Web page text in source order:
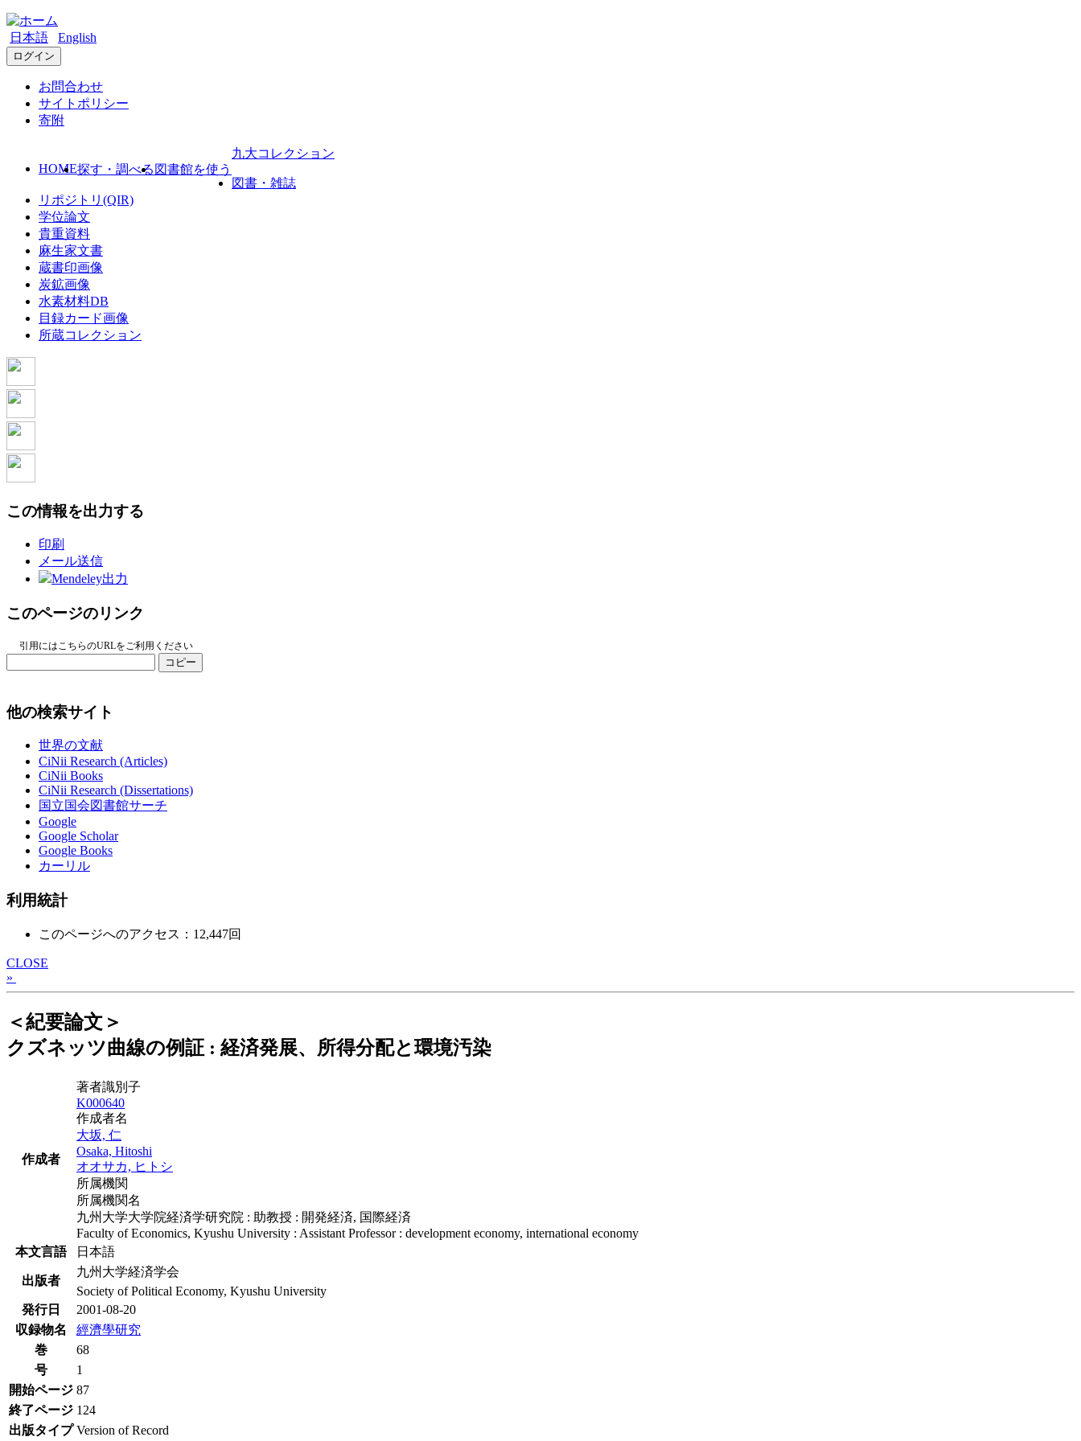
日本語 English
ログイン
お問合わせ
サイトポリシー
寄附
HOME探す・調べる 図書館を使う
九大コレクション
図書・雑誌
リポジトリ(QIR)
学位論文
貴重資料
麻生家文書
蔵書印画像
炭鉱画像
水素材料DB
目録カード画像
所蔵コレクション
この情報を出力する
印刷
メール送信
Mendeley出力
このページのリンク
引用にはこちらのURLをご利用ください
コピー
他の検索サイト
世界の文献
CiNii Research (Articles)
CiNii Books
CiNii Research (Dissertations)
国立国会図書館サーチ
Google
Google Scholar
Google Books
カーリル
利用統計
このページへのアクセス：12,447回
CLOSE
»
＜紀要論文＞
クズネッツ曲線の例証 : 経済発展、所得分配と環境汚染
作成者
著者識別子
K000640
作成者名
大坂, 仁
Osaka, Hitoshi
オオサカ, ヒトシ
所属機関
所属機関名
九州大学大学院経済学研究院 : 助教授 : 開発経済, 国際経済
Faculty of Economics, Kyushu University : Assistant Professor : development economy, international economy
本文言語
日本語
出版者
九州大学経済学会
Society of Political Economy, Kyushu University
発行日
2001-08-20
収録物名
經濟學研究
巻
68
号
1
開始ページ 87
終了ページ 124
出版タイプ Version of Record